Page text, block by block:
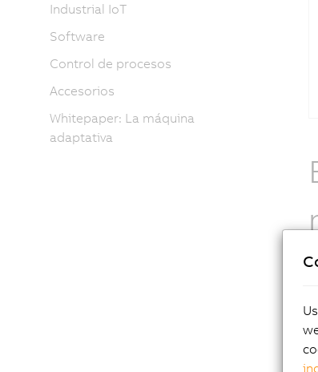
Industrial IoT
Software
Control de procesos
Accesorios
Whitepaper: La máquina
adaptativa